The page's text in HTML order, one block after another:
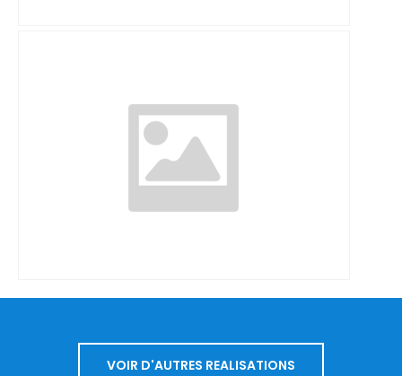
VOIR D'AUTRES REALISATIONS